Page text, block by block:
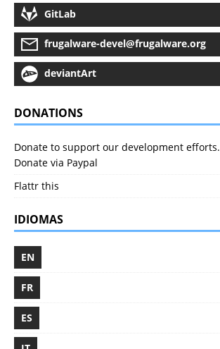
GitLab
frugalware-devel@frugalware.org
deviantArt
DONATIONS
Donate to support our development efforts.
Donate via Paypal
Flattr this
IDIOMAS
EN
FR
ES